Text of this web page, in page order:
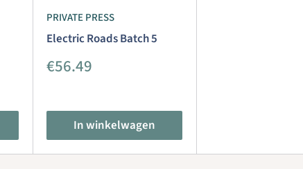
PRIVATE PRESS
Electric Roads Batch 5
Aanbiedingsprijs
€56.49
In winkelwagen